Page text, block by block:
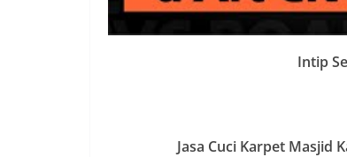
Intip
Jasa Cuci Karpet Masjid